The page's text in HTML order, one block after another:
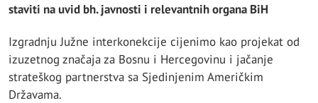
staviti na uvid bh. javnosti i relevantnih organa BiH
Izgradnju Južne interkonekcije cijenimo kao projekat od
izuzetnog značaja za Bosnu i Hercegovinu i jačanje
strateškog partnerstva sa Sjedinjenim Američkim
Državama.